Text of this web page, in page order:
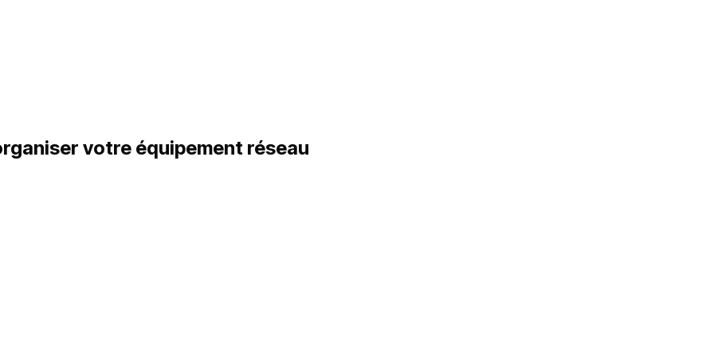
votre équipement réseau